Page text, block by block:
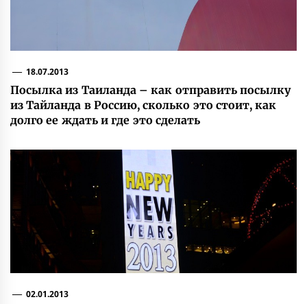
18.07.2013
Посылка из Таиланда – как отправить посылку
из Тайланда в Россию, сколько это стоит, как
долго ее ждать и где это сделать
02.01.2013